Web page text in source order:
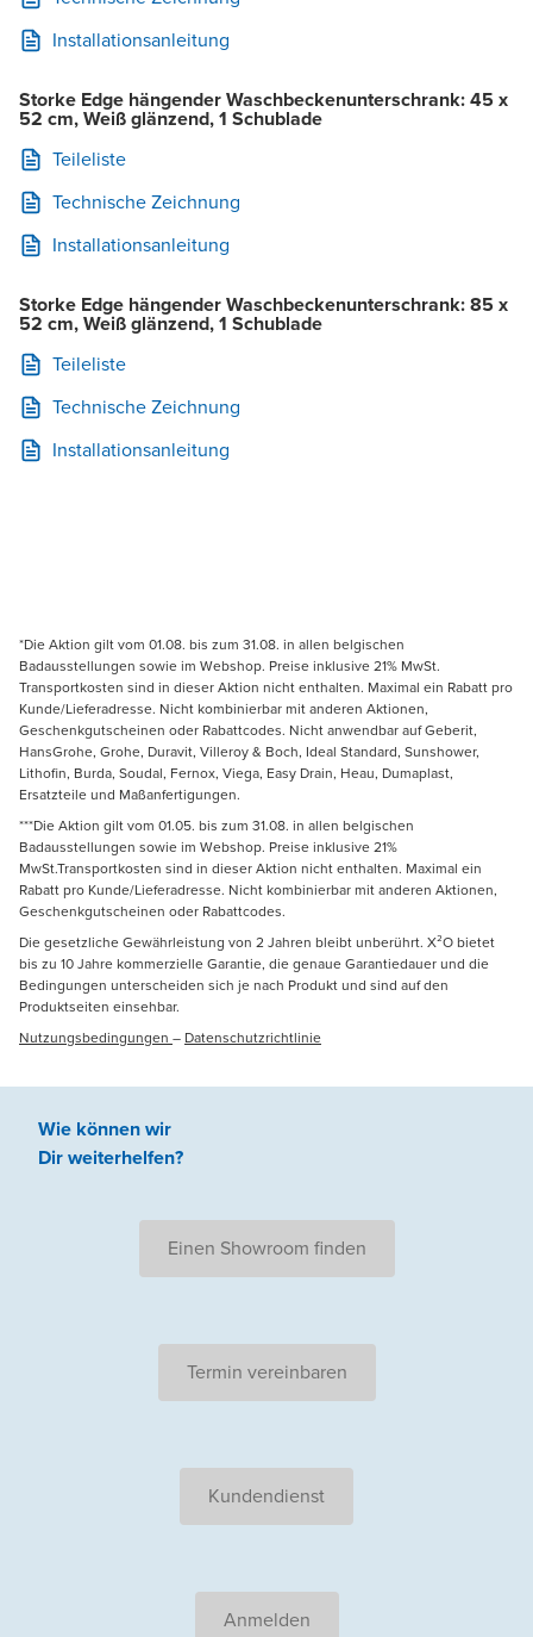
Installationsanleitung
Storke Edge hängender Waschbeckenunterschrank: 45 x
52 cm, Weiß glänzend, 1 Schublade
Teileliste
Technische Zeichnung
Installationsanleitung
Storke Edge hängender Waschbeckenunterschrank: 85 x
52 cm, Weiß glänzend, 1 Schublade
Teileliste
Technische Zeichnung
Installationsanleitung
*Die Aktion gilt vom 01.08. bis zum 31.08. in allen belgischen
Badausstellungen sowie im Webshop. Preise inklusive 21% MwSt.
Transportkosten sind in dieser Aktion nicht enthalten. Maximal ein Rabatt pro
Kunde/Lieferadresse. Nicht kombinierbar mit anderen Aktionen,
Geschenkgutscheinen oder Rabattcodes. Nicht anwendbar auf Geberit,
HansGrohe, Grohe, Duravit, Villeroy & Boch, Ideal Standard, Sunshower,
Lithofin, Burda, Soudal, Fernox, Viega, Easy Drain, Heau, Dumaplast,
Ersatzteile und Maßanfertigungen.
***Die Aktion gilt vom 01.05. bis zum 31.08. in allen belgischen
Badausstellungen sowie im Webshop. Preise inklusive 21%
MwSt.Transportkosten sind in dieser Aktion nicht enthalten. Maximal ein
Rabatt pro Kunde/Lieferadresse. Nicht kombinierbar mit anderen Aktionen,
Geschenkgutscheinen oder Rabattcodes.
Die gesetzliche Gewährleistung von 2 Jahren bleibt unberührt. X²O bietet
bis zu 10 Jahre kommerzielle Garantie, die genaue Garantiedauer und die
Bedingungen unterscheiden sich je nach Produkt und sind auf den
Produktseiten einsehbar.
Nutzungsbedingungen – Datenschutzrichtlinie
Wie können wir
Dir weiterhelfen?
Einen Showroom finden
Termin vereinbaren
Kundendienst
Anmelden